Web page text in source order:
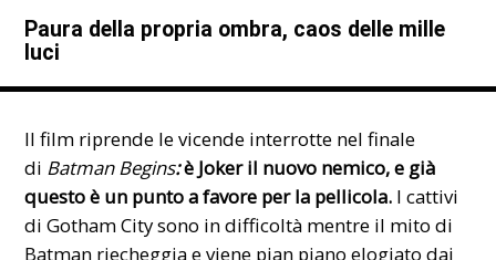
Paura della propria ombra, caos delle mille
luci
Il film riprende le vicende interrotte nel finale
di Batman Begins:è Joker il nuovo nemico, e già
questo è un punto a favore per la pellicola. I cattivi
di Gotham City sono in difficoltà mentre il mito di
Batman riecheggia e viene pian piano elogiato dai